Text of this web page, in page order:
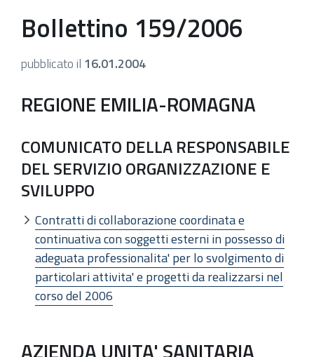
Bollettino 159/2006
pubblicato il 16.01.2004
REGIONE EMILIA-ROMAGNA
COMUNICATO DELLA RESPONSABILE
DEL SERVIZIO ORGANIZZAZIONE E
SVILUPPO
Contratti di collaborazione coordinata e
continuativa con soggetti esterni in possesso di
adeguata professionalita' per lo svolgimento di
particolari attivita' e progetti da realizzarsi nel
corso del 2006
AZIENDA UNITA' SANITARIA